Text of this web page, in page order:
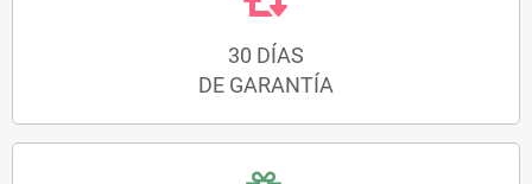
30 DÍAS
DE GARANTÍA